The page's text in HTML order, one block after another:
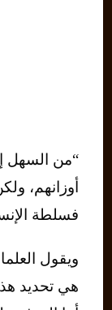
“من السهل
أوزانهم،
فسلطة
ويقول
هي تحديد